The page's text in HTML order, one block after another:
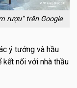
rượu” trên Google
ý tưởng và hầu
nối với nhà thầu